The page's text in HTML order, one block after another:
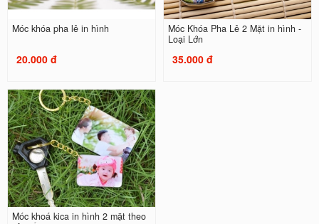
Móc khóa pha lê in hình
20.000 đ
Móc Khóa Pha Lê 2 Mặt in hình -
Loại Lớn
35.000 đ
Móc khoá kica in hình 2 mặt theo